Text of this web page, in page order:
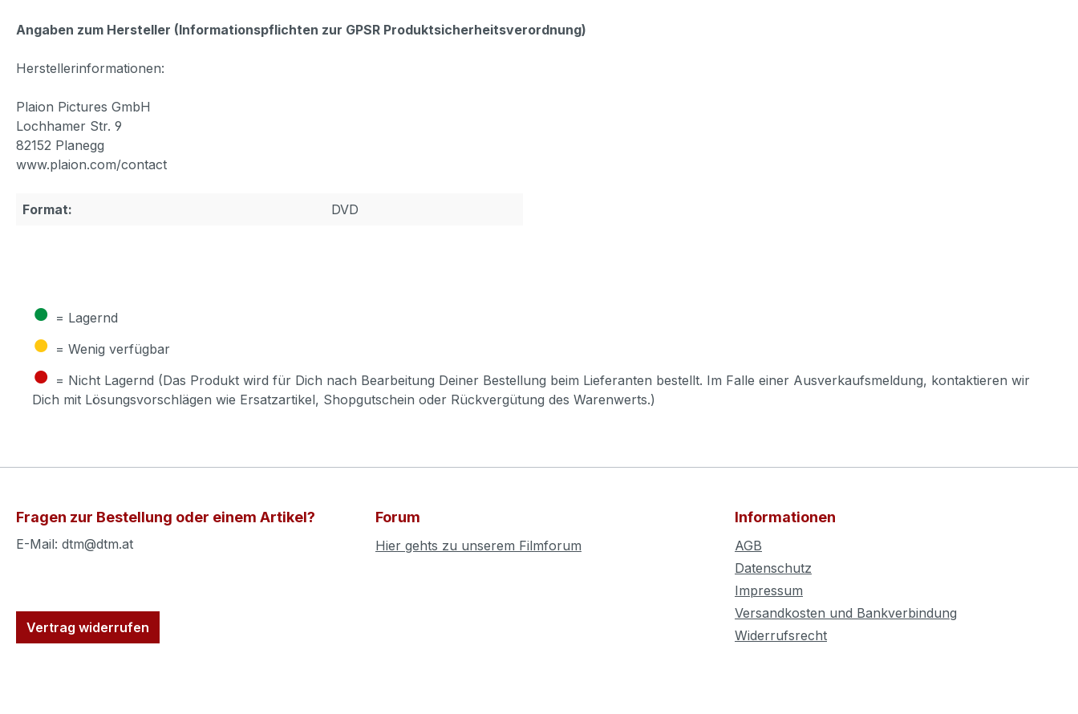
Angaben zum Hersteller (Informationspflichten zur GPSR Produktsicherheitsverordnung)
Herstellerinformationen:
Plaion Pictures GmbH
Lochhamer Str. 9
82152 Planegg
www.plaion.com/contact
Format: DVD
● = Lagernd
● = Wenig verfügbar
● = Nicht Lagernd (Das Produkt wird für Dich nach Bearbeitung Deiner Bestellung beim Lieferanten bestellt. Im Falle einer Ausverkaufsmeldung, kontaktieren wir
Dich mit Lösungsvorschlägen wie Ersatzartikel, Shopgutschein oder Rückvergütung des Warenwerts.)
Fragen zur Bestellung oder einem Artikel?
E-Mail: dtm@dtm.at
Vertrag widerrufen
Forum
Hier gehts zu unserem Filmforum
Informationen
AGB
Datenschutz
Impressum
Versandkosten und Bankverbindung
Widerrufsrecht